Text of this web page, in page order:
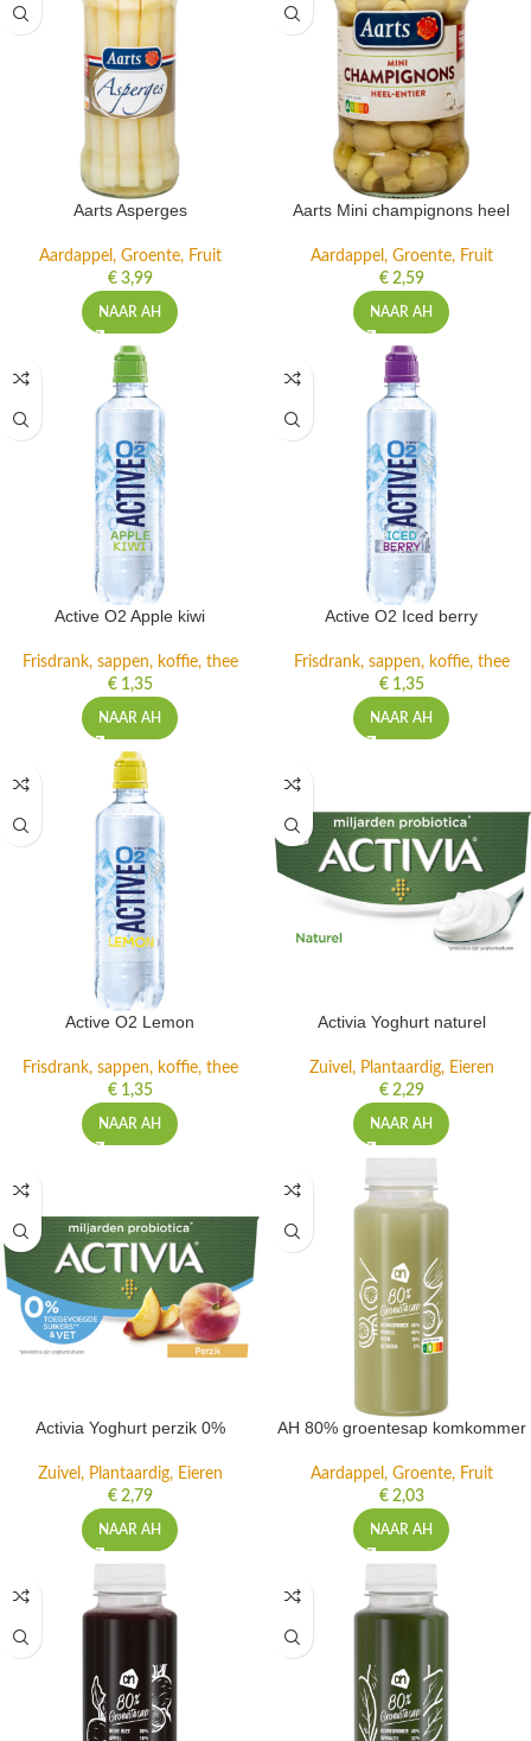
Aarts Asperges
Aardappel, Groente, Fruit
€3,99
NAAR AH
Aarts Mini champignons heel
Aardappel, Groente, Fruit
€2,59
NAAR AH
Active O2 Apple kiwi
Frisdrank, sappen, koffie, thee
€1,35
NAAR AH
Active O2 Iced berry
Frisdrank, sappen, koffie, thee
€1,35
NAAR AH
Active O2 Lemon
Frisdrank, sappen, koffie, thee
€1,35
NAAR AH
Activia Yoghurt naturel
Zuivel, Plantaardig, Eieren
€2,29
NAAR AH
Activia Yoghurt perzik 0%
Zuivel, Plantaardig, Eieren
€2,79
NAAR AH
AH 80% groentesap komkommer
Aardappel, Groente, Fruit
€2,03
NAAR AH